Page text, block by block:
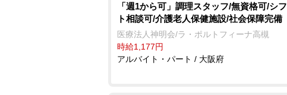
「週1から可」調理スタッフ/無資格可/シフ
ト相談可/介護老人保健施設/社会保障完備
医療法人神明会/ラ・ポルトフィーナ高槻
時給1,177円
アルバイト・パート / 大阪府